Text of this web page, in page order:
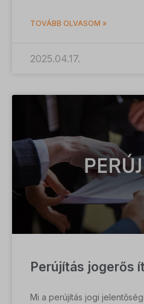
TOVÁBB OLVASOM »
2025.04.17.
Perújítás jogerős
Mi a perújítás jogi